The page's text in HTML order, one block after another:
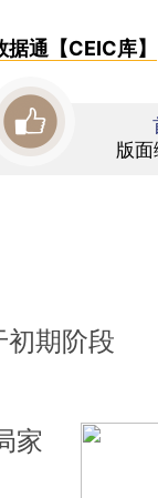
据通【CEIC库】
版
期阶段
家